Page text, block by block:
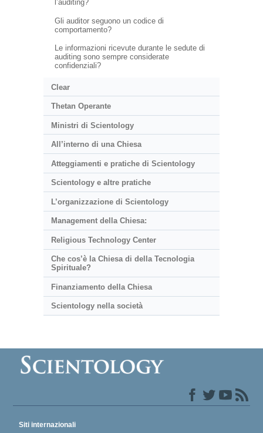
l’auditing?
Gli auditor seguono un codice di
comportamento?
Le informazioni ricevute durante le sedute di
auditing sono sempre considerate
confidenziali?
Clear
Thetan Operante
Ministri di Scientology
All’interno di una Chiesa
Atteggiamenti e pratiche di Scientology
Scientology e altre pratiche
L’organizzazione di Scientology
Management della Chiesa:
Religious Technology Center
Che cos’è la Chiesa di della Tecnologia
Spirituale?
Finanziamento della Chiesa
Scientology nella società
Siti internazionali